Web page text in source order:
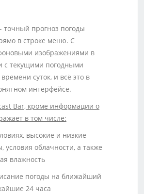
точный прогноз погоды
в строке меню. С
изображениями в
с текущими погодными
суток, и всё это в
интерфейсе.
Bar, кроме информации о
в том числе:
высокие и низкие
условия облачности, а также
влажность
погоды на ближайший
24 часа